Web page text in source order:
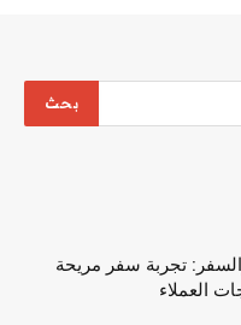
تجربة سفر مريحة
العملاء